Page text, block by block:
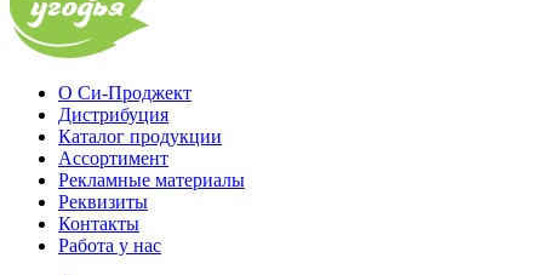
О Си-Проджект
Дистрибуция
Каталог продукции
Ассортимент
Рекламные материалы
Реквизиты
Контакты
Работа у нас